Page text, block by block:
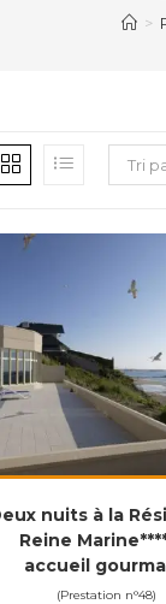
>
Tri
nuits à la
Reine
accueil
(Prestation n°48)